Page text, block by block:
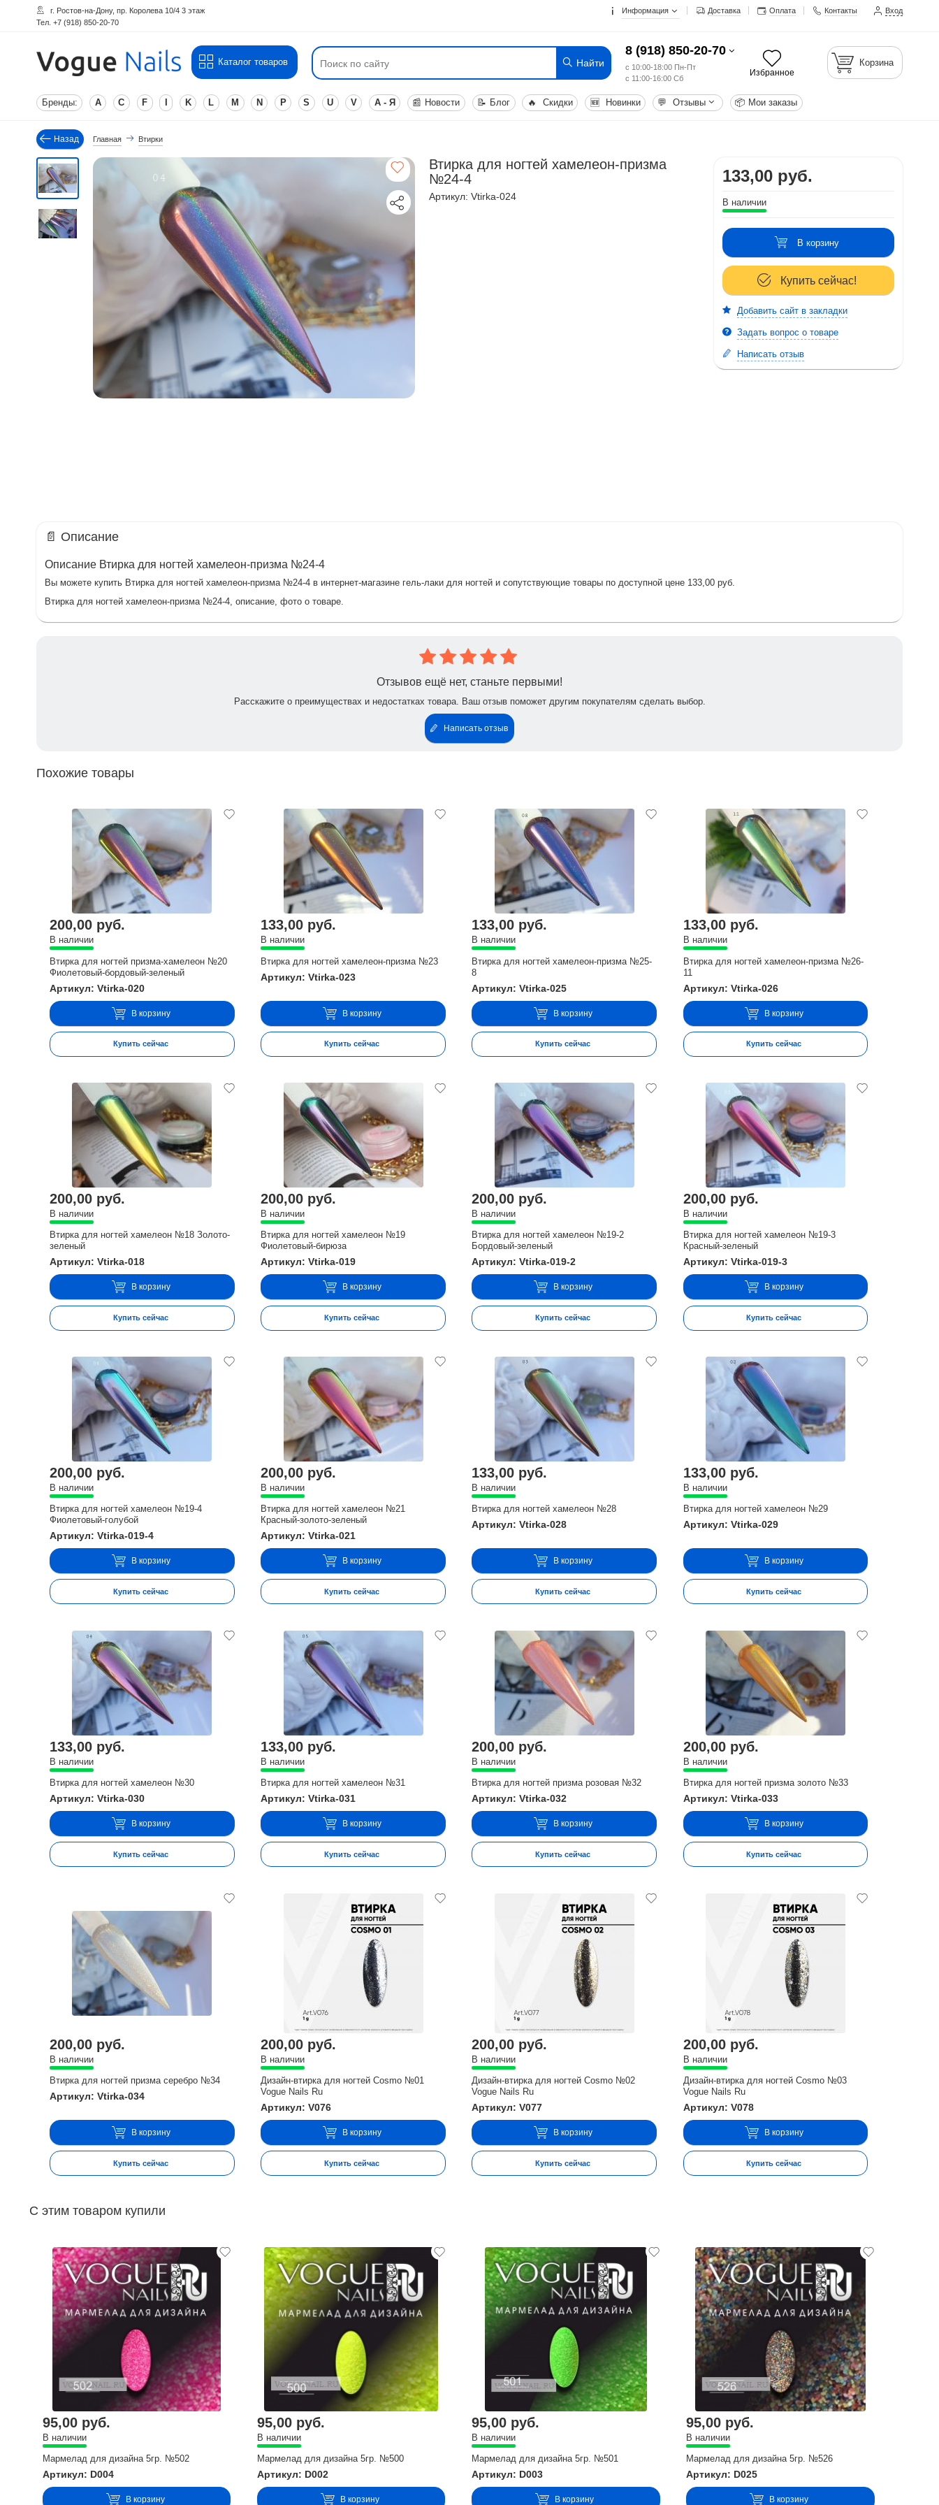
г. Ростов-на-Дону, пр. Королева 10/4 3 этаж
Тел. +7 (918) 850-20-70
Информация Доставка Оплата Контакты Вход
Каталог товаров Найти
8 (918) 850-20-70
с 10:00-18:00 Пн-Пт
с 11:00-16:00 Сб
Избранное
Корзина
Бренды: A C F K L M N P S U V А - Я 📰 Новости 📝 Блог 🔥 Скидки 🆕 Новинки 💬 Отзывы 📦 Мои заказы
Назад Главная Втирки
Втирка для ногтей хамелеон-призма
№24-4
Артикул: Vtirka-024
133,00 руб.
В наличии
В корзину
Купить сейчас!
Добавить сайт в закладки
Задать вопрос о товаре
Написать отзыв
📄 Описание
Описание Втирка для ногтей хамелеон-призма №24-4
Вы можете купить Втирка для ногтей хамелеон-призма №24-4 в интернет-магазине гель-лаки для ногтей и сопутствующие товары по доступной цене 133,00 руб.
Втирка для ногтей хамелеон-призма №24-4, описание, фото о товаре.
Отзывов ещё нет, станьте первыми!
Расскажите о преимуществах и недостатках товара. Ваш отзыв поможет другим покупателям сделать выбор.
Написать отзыв
Похожие товары
200,00 руб.
В наличии
Втирка для ногтей призма-хамелеон №20
Фиолетовый-бордовый-зеленый
Артикул: Vtirka-020
В корзину
Купить сейчас
133,00 руб.
В наличии
Втирка для ногтей хамелеон-призма №23
Артикул: Vtirka-023
В корзину
Купить сейчас
133,00 руб.
В наличии
Втирка для ногтей хамелеон-призма №25-
8
Артикул: Vtirka-025
В корзину
Купить сейчас
133,00 руб.
В наличии
Втирка для ногтей хамелеон-призма №26-
11
Артикул: Vtirka-026
В корзину
Купить сейчас
200,00 руб.
В наличии
Втирка для ногтей хамелеон №18 Золото-
зеленый
Артикул: Vtirka-018
В корзину
Купить сейчас
200,00 руб.
В наличии
Втирка для ногтей хамелеон №19
Фиолетовый-бирюза
Артикул: Vtirka-019
В корзину
Купить сейчас
200,00 руб.
В наличии
Втирка для ногтей хамелеон №19-2
Бордовый-зеленый
Артикул: Vtirka-019-2
В корзину
Купить сейчас
200,00 руб.
В наличии
Втирка для ногтей хамелеон №19-3
Красный-зеленый
Артикул: Vtirka-019-3
В корзину
Купить сейчас
200,00 руб.
В наличии
Втирка для ногтей хамелеон №19-4
Фиолетовый-голубой
Артикул: Vtirka-019-4
В корзину
Купить сейчас
200,00 руб.
В наличии
Втирка для ногтей хамелеон №21
Красный-золото-зеленый
Артикул: Vtirka-021
В корзину
Купить сейчас
133,00 руб.
В наличии
Втирка для ногтей хамелеон №28
Артикул: Vtirka-028
В корзину
Купить сейчас
133,00 руб.
В наличии
Втирка для ногтей хамелеон №29
Артикул: Vtirka-029
В корзину
Купить сейчас
133,00 руб.
В наличии
Втирка для ногтей хамелеон №30
Артикул: Vtirka-030
В корзину
Купить сейчас
133,00 руб.
В наличии
Втирка для ногтей хамелеон №31
Артикул: Vtirka-031
В корзину
Купить сейчас
200,00 руб.
В наличии
Втирка для ногтей призма розовая №32
Артикул: Vtirka-032
В корзину
Купить сейчас
200,00 руб.
В наличии
Втирка для ногтей призма золото №33
Артикул: Vtirka-033
В корзину
Купить сейчас
200,00 руб.
В наличии
Втирка для ногтей призма cеребро №34
Артикул: Vtirka-034
В корзину
Купить сейчас
200,00 руб.
В наличии
Дизайн-втирка для ногтей Cosmo №01
Vogue Nails Ru
Артикул: V076
В корзину
Купить сейчас
200,00 руб.
В наличии
Дизайн-втирка для ногтей Cosmo №02
Vogue Nails Ru
Артикул: V077
В корзину
Купить сейчас
200,00 руб.
В наличии
Дизайн-втирка для ногтей Cosmo №03
Vogue Nails Ru
Артикул: V078
В корзину
Купить сейчас
С этим товаром купили
95,00 руб.
В наличии
Мармелад для дизайна 5гр. №502
Артикул: D004
В корзину
95,00 руб.
В наличии
Мармелад для дизайна 5гр. №500
Артикул: D002
В корзину
95,00 руб.
В наличии
Мармелад для дизайна 5гр. №501
Артикул: D003
В корзину
95,00 руб.
В наличии
Мармелад для дизайна 5гр. №526
Артикул: D025
В корзину